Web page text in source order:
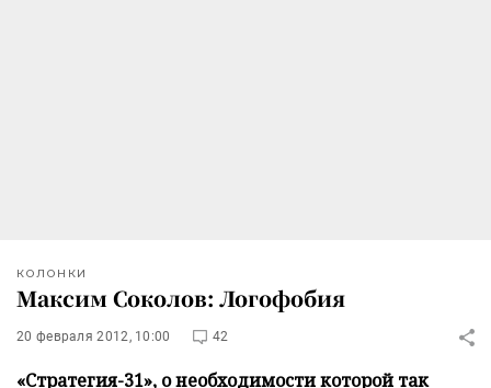
КОЛОНКИ
Максим Соколов: Логофобия
20 февраля 2012, 10:00 42
«Стратегия-31», о необходимости которой так